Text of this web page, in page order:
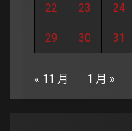
22 23 24
29 30 31
« 11 月 1 月 »